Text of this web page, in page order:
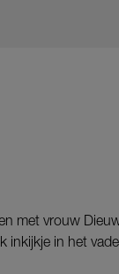
met vrouw
inkijkje in het